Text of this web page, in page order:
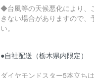
◆台風等の天候悪化により、
きない場合がありますので、
い。
●自社配送（栃木県内限定）
ダイヤモンドスター5本立ち